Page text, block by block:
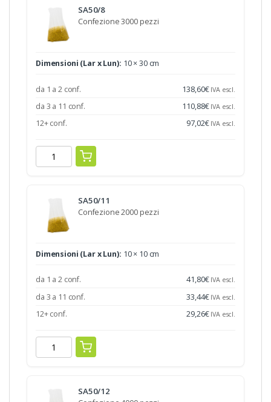
SA50/8
Confezione 3000 pezzi
Dimensioni (Lar x Lun): 10 × 30 cm
da 1 a 2 conf. 138,60€ IVA escl.
da 3 a 11 conf. 110,88€ IVA escl.
12+ conf. 97,02€ IVA escl.
SA50/11
Confezione 2000 pezzi
Dimensioni (Lar x Lun): 10 × 10 cm
da 1 a 2 conf. 41,80€ IVA escl.
da 3 a 11 conf. 33,44€ IVA escl.
12+ conf. 29,26€ IVA escl.
SA50/12